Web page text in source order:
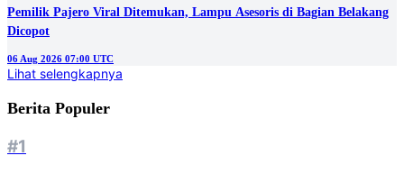
Pemilik Pajero Viral Ditemukan, Lampu Asesoris di Bagian Belakang
Dicopot
06 Aug 2026 07:00 UTC
Lihat selengkapnya
Berita Populer
#1